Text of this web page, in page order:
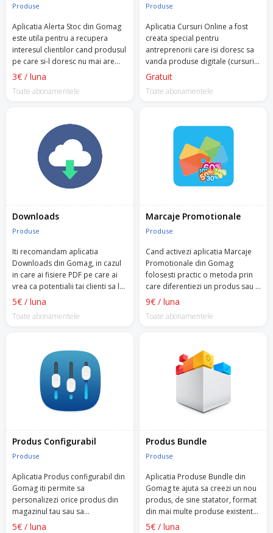
Produse
Aplicatia Alerta Stoc din Gomag
este utila pentru a recupera
interesul clientilor cand produsul
pe care si-l doresc nu mai are
stoc.
3€ / luna
Toate abonamentele
Produse
Aplicatia Cursuri Online a fost
creata special pentru
antreprenorii care isi doresc sa
vanda produse digitale (cursuri
video, produse PDF).
Gratuit
Toate abonamentele
Downloads
Produse
Iti recomandam aplicatia
Downloads din Gomag, in cazul
in care ai fisiere PDF pe care ai
vrea ca potentialii tai clienti sa le
descarce din pagina de produs.
5€ / luna
Toate abonamentele
Marcaje Promotionale
Produse
Cand activezi aplicatia Marcaje
Promotionale din Gomag
folosesti practic o metoda prin
care diferentiezi un produs sau o
colectie de produse.
9€ / luna
Toate abonamentele
Produs Configurabil
Produse
Aplicatia Produs configurabil din
Gomag iti permite sa
personalizezi orice produs din
magazinul tau sau sa
personalizezi experienta
5€ / luna
Produs Bundle
Produse
Aplicatia Produse Bundle din
Gomag te ajuta sa creezi un nou
produs, de sine statator, format
din mai multe produse existente
in magazinul tau.
5€ / luna